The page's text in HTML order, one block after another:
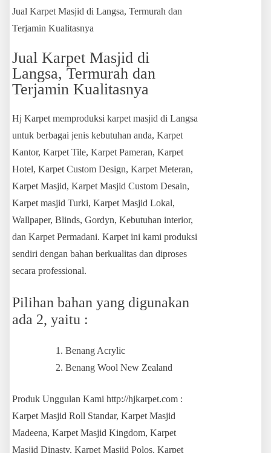
Jual Karpet Masjid di Langsa, Termurah dan
Terjamin Kualitasnya
Jual Karpet Masjid di
Langsa, Termurah dan
Terjamin Kualitasnya
Hj Karpet memproduksi karpet masjid di Langsa
untuk berbagai jenis kebutuhan anda, Karpet
Kantor, Karpet Tile, Karpet Pameran, Karpet
Hotel, Karpet Custom Design, Karpet Meteran,
Karpet Masjid, Karpet Masjid Custom Desain,
Karpet masjid Turki, Karpet Masjid Lokal,
Wallpaper, Blinds, Gordyn, Kebutuhan interior,
dan Karpet Permadani. Karpet ini kami produksi
sendiri dengan bahan berkualitas dan diproses
secara professional.
Pilihan bahan yang digunakan
ada 2, yaitu :
Benang Acrylic
Benang Wool New Zealand
Produk Unggulan Kami http://hjkarpet.com :
Karpet Masjid Roll Standar, Karpet Masjid
Madeena, Karpet Masjid Kingdom, Karpet
Masjid Dinasty, Karpet Masjid Polos, Karpet